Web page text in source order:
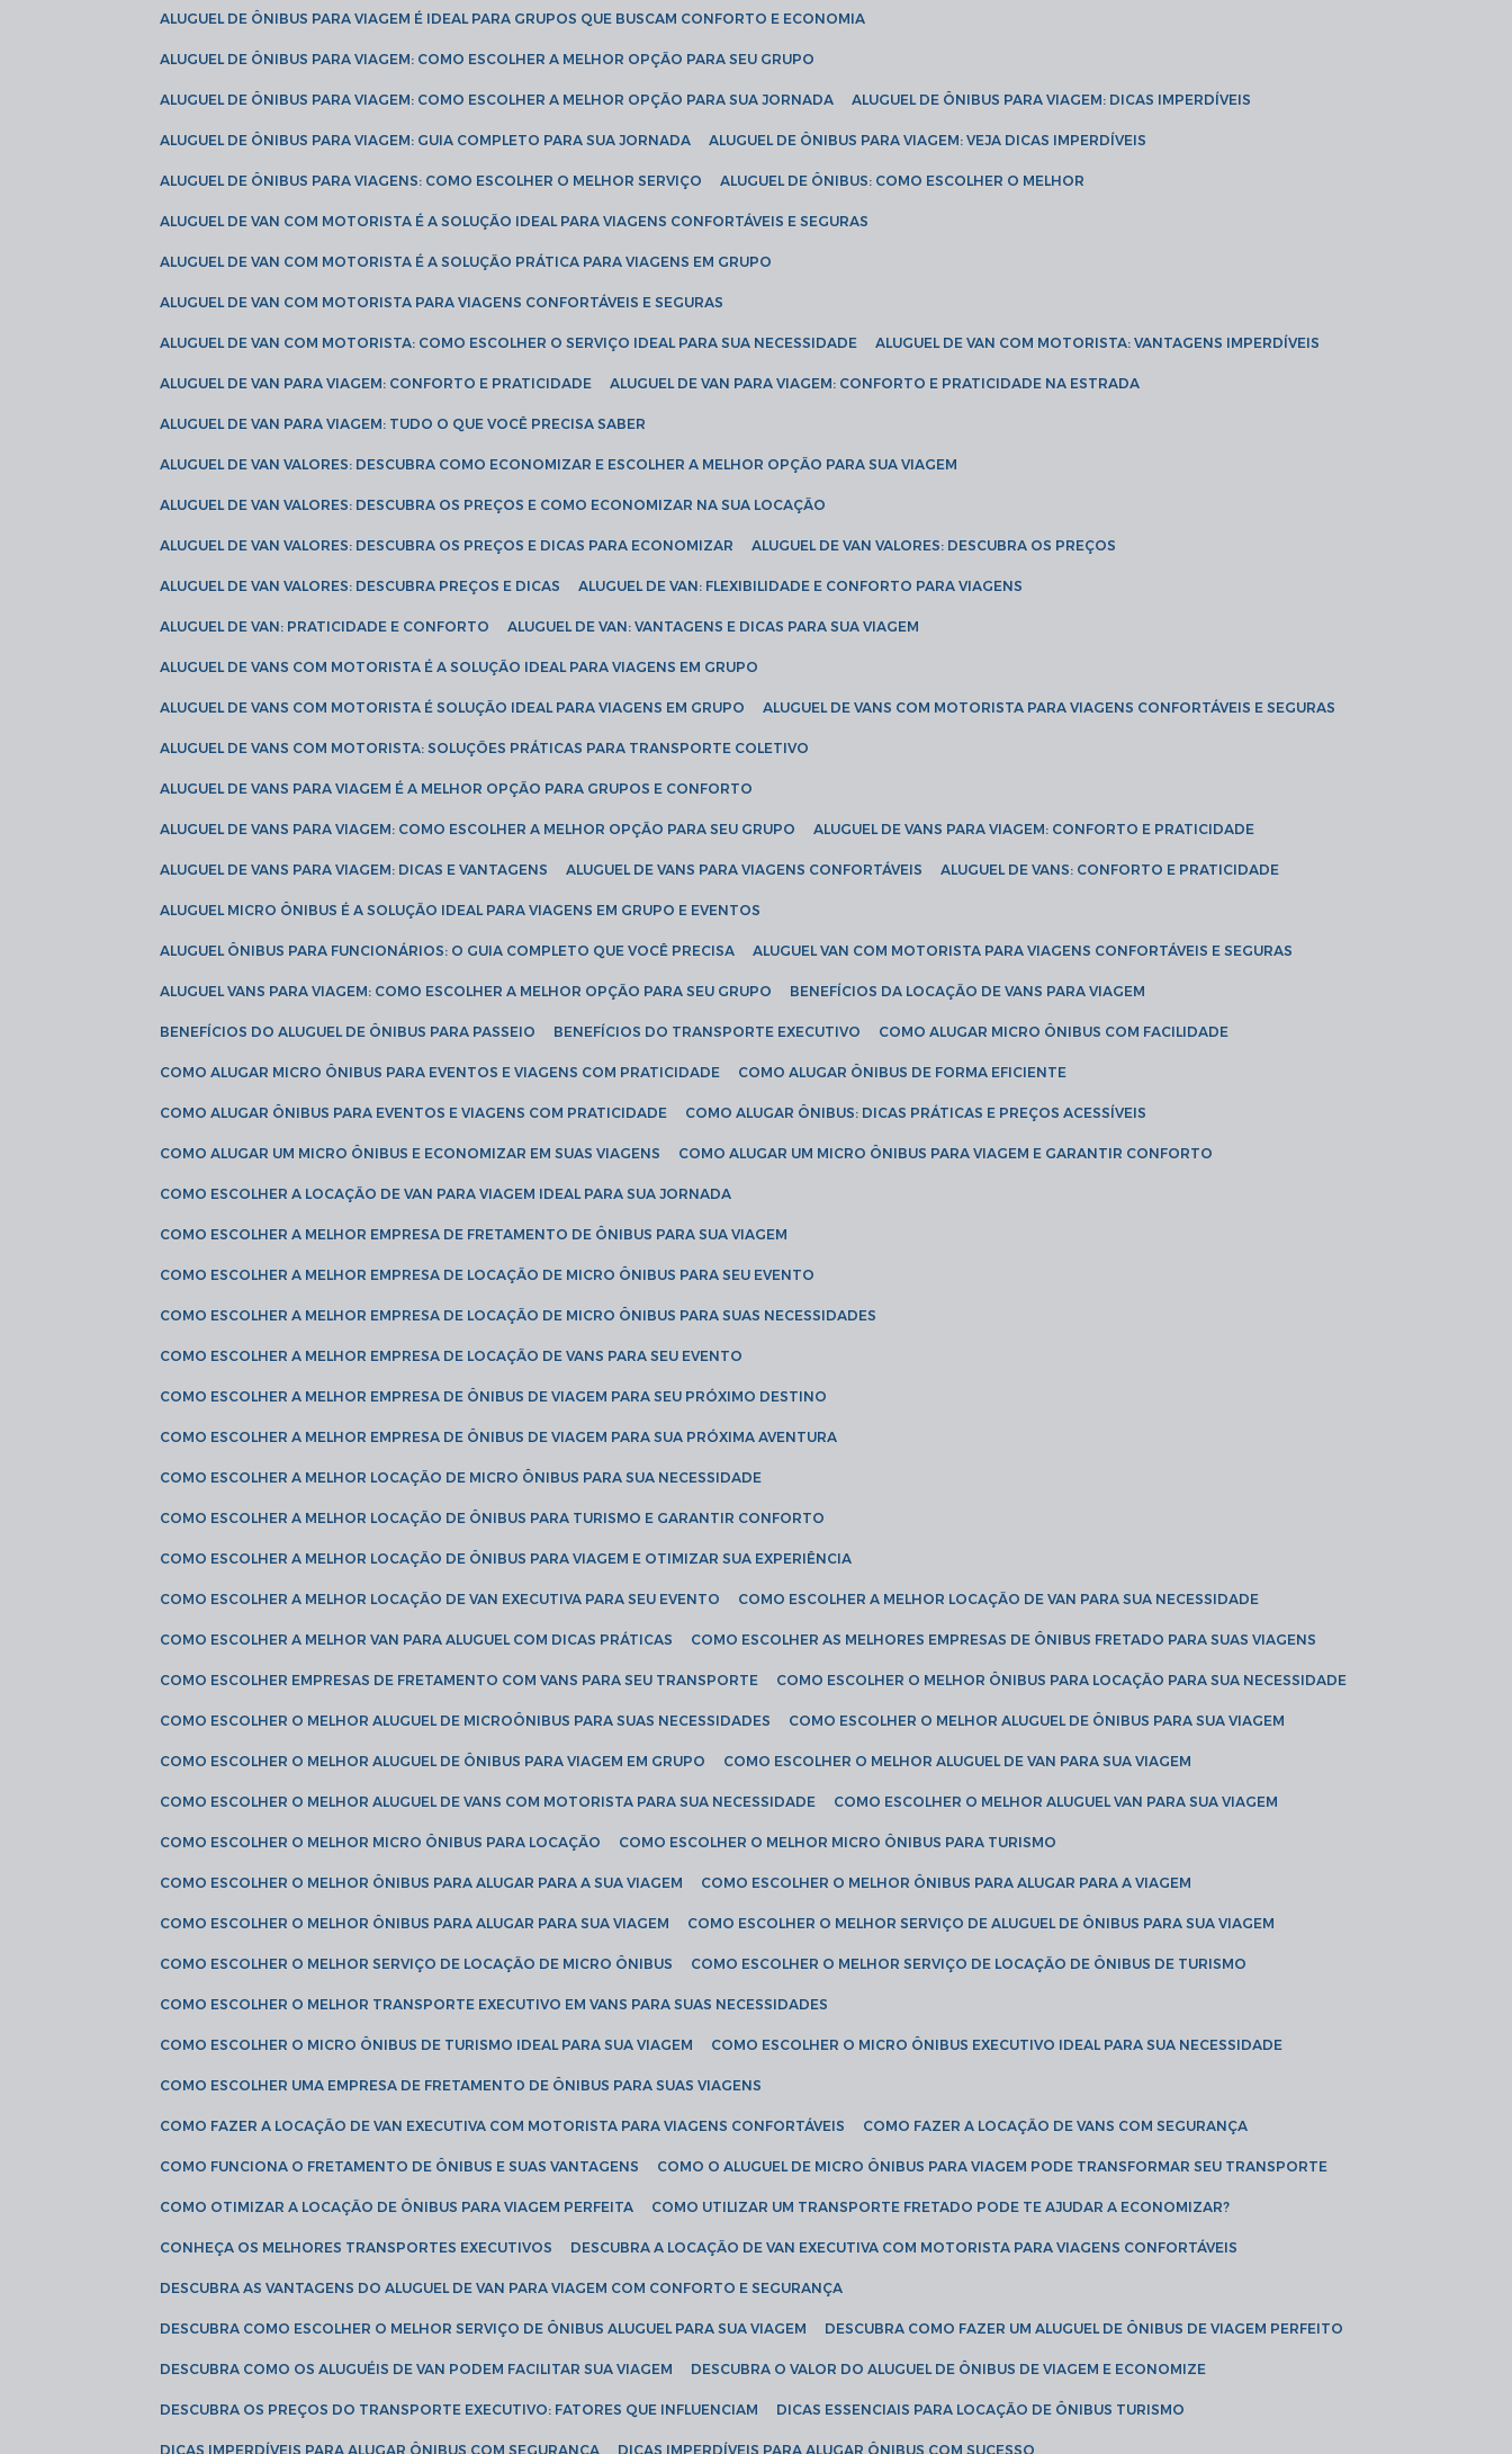
ALUGUEL DE ÔNIBUS PARA VIAGEM É IDEAL PARA GRUPOS QUE BUSCAM CONFORTO E ECONOMIA
ALUGUEL DE ÔNIBUS PARA VIAGEM: COMO ESCOLHER A MELHOR OPÇÃO PARA SEU GRUPO
ALUGUEL DE ÔNIBUS PARA VIAGEM: COMO ESCOLHER A MELHOR OPÇÃO PARA SUA JORNADA ALUGUEL DE ÔNIBUS PARA VIAGEM: DICAS IMPERDÍVEIS
ALUGUEL DE ÔNIBUS PARA VIAGEM: GUIA COMPLETO PARA SUA JORNADA ALUGUEL DE ÔNIBUS PARA VIAGEM: VEJA DICAS IMPERDÍVEIS
ALUGUEL DE ÔNIBUS PARA VIAGENS: COMO ESCOLHER O MELHOR SERVIÇO ALUGUEL DE ÔNIBUS: COMO ESCOLHER O MELHOR
ALUGUEL DE VAN COM MOTORISTA É A SOLUÇÃO IDEAL PARA VIAGENS CONFORTÁVEIS E SEGURAS
ALUGUEL DE VAN COM MOTORISTA É A SOLUÇÃO PRÁTICA PARA VIAGENS EM GRUPO
ALUGUEL DE VAN COM MOTORISTA PARA VIAGENS CONFORTÁVEIS E SEGURAS
ALUGUEL DE VAN COM MOTORISTA: COMO ESCOLHER O SERVIÇO IDEAL PARA SUA NECESSIDADE ALUGUEL DE VAN COM MOTORISTA: VANTAGENS IMPERDÍVEIS
ALUGUEL DE VAN PARA VIAGEM: CONFORTO E PRATICIDADE ALUGUEL DE VAN PARA VIAGEM: CONFORTO E PRATICIDADE NA ESTRADA
ALUGUEL DE VAN PARA VIAGEM: TUDO O QUE VOCÊ PRECISA SABER
ALUGUEL DE VAN VALORES: DESCUBRA COMO ECONOMIZAR E ESCOLHER A MELHOR OPÇÃO PARA SUA VIAGEM
ALUGUEL DE VAN VALORES: DESCUBRA OS PREÇOS E COMO ECONOMIZAR NA SUA LOCAÇÃO
ALUGUEL DE VAN VALORES: DESCUBRA OS PREÇOS E DICAS PARA ECONOMIZAR ALUGUEL DE VAN VALORES: DESCUBRA OS PREÇOS
ALUGUEL DE VAN VALORES: DESCUBRA PREÇOS E DICAS ALUGUEL DE VAN: FLEXIBILIDADE E CONFORTO PARA VIAGENS
ALUGUEL DE VAN: PRATICIDADE E CONFORTO ALUGUEL DE VAN: VANTAGENS E DICAS PARA SUA VIAGEM
ALUGUEL DE VANS COM MOTORISTA É A SOLUÇÃO IDEAL PARA VIAGENS EM GRUPO
ALUGUEL DE VANS COM MOTORISTA É SOLUÇÃO IDEAL PARA VIAGENS EM GRUPO ALUGUEL DE VANS COM MOTORISTA PARA VIAGENS CONFORTÁVEIS E SEGURAS
ALUGUEL DE VANS COM MOTORISTA: SOLUÇÕES PRÁTICAS PARA TRANSPORTE COLETIVO
ALUGUEL DE VANS PARA VIAGEM É A MELHOR OPÇÃO PARA GRUPOS E CONFORTO
ALUGUEL DE VANS PARA VIAGEM: COMO ESCOLHER A MELHOR OPÇÃO PARA SEU GRUPO ALUGUEL DE VANS PARA VIAGEM: CONFORTO E PRATICIDADE
ALUGUEL DE VANS PARA VIAGEM: DICAS E VANTAGENS ALUGUEL DE VANS PARA VIAGENS CONFORTÁVEIS ALUGUEL DE VANS: CONFORTO E PRATICIDADE
ALUGUEL MICRO ÔNIBUS É A SOLUÇÃO IDEAL PARA VIAGENS EM GRUPO E EVENTOS
ALUGUEL ÔNIBUS PARA FUNCIONÁRIOS: O GUIA COMPLETO QUE VOCÊ PRECISA ALUGUEL VAN COM MOTORISTA PARA VIAGENS CONFORTÁVEIS E SEGURAS
ALUGUEL VANS PARA VIAGEM: COMO ESCOLHER A MELHOR OPÇÃO PARA SEU GRUPO BENEFÍCIOS DA LOCAÇÃO DE VANS PARA VIAGEM
BENEFÍCIOS DO ALUGUEL DE ÔNIBUS PARA PASSEIO BENEFÍCIOS DO TRANSPORTE EXECUTIVO COMO ALUGAR MICRO ÔNIBUS COM FACILIDADE
COMO ALUGAR MICRO ÔNIBUS PARA EVENTOS E VIAGENS COM PRATICIDADE COMO ALUGAR ÔNIBUS DE FORMA EFICIENTE
COMO ALUGAR ÔNIBUS PARA EVENTOS E VIAGENS COM PRATICIDADE COMO ALUGAR ÔNIBUS: DICAS PRÁTICAS E PREÇOS ACESSÍVEIS
COMO ALUGAR UM MICRO ÔNIBUS E ECONOMIZAR EM SUAS VIAGENS COMO ALUGAR UM MICRO ÔNIBUS PARA VIAGEM E GARANTIR CONFORTO
COMO ESCOLHER A LOCAÇÃO DE VAN PARA VIAGEM IDEAL PARA SUA JORNADA
COMO ESCOLHER A MELHOR EMPRESA DE FRETAMENTO DE ÔNIBUS PARA SUA VIAGEM
COMO ESCOLHER A MELHOR EMPRESA DE LOCAÇÃO DE MICRO ÔNIBUS PARA SEU EVENTO
COMO ESCOLHER A MELHOR EMPRESA DE LOCAÇÃO DE MICRO ÔNIBUS PARA SUAS NECESSIDADES
COMO ESCOLHER A MELHOR EMPRESA DE LOCAÇÃO DE VANS PARA SEU EVENTO
COMO ESCOLHER A MELHOR EMPRESA DE ÔNIBUS DE VIAGEM PARA SEU PRÓXIMO DESTINO
COMO ESCOLHER A MELHOR EMPRESA DE ÔNIBUS DE VIAGEM PARA SUA PRÓXIMA AVENTURA
COMO ESCOLHER A MELHOR LOCAÇÃO DE MICRO ÔNIBUS PARA SUA NECESSIDADE
COMO ESCOLHER A MELHOR LOCAÇÃO DE ÔNIBUS PARA TURISMO E GARANTIR CONFORTO
COMO ESCOLHER A MELHOR LOCAÇÃO DE ÔNIBUS PARA VIAGEM E OTIMIZAR SUA EXPERIÊNCIA
COMO ESCOLHER A MELHOR LOCAÇÃO DE VAN EXECUTIVA PARA SEU EVENTO COMO ESCOLHER A MELHOR LOCAÇÃO DE VAN PARA SUA NECESSIDADE
COMO ESCOLHER A MELHOR VAN PARA ALUGUEL COM DICAS PRÁTICAS COMO ESCOLHER AS MELHORES EMPRESAS DE ÔNIBUS FRETADO PARA SUAS VIAGENS
COMO ESCOLHER EMPRESAS DE FRETAMENTO COM VANS PARA SEU TRANSPORTE COMO ESCOLHER O MELHOR ÔNIBUS PARA LOCAÇÃO PARA SUA NECESSIDADE
COMO ESCOLHER O MELHOR ALUGUEL DE MICROÔNIBUS PARA SUAS NECESSIDADES COMO ESCOLHER O MELHOR ALUGUEL DE ÔNIBUS PARA SUA VIAGEM
COMO ESCOLHER O MELHOR ALUGUEL DE ÔNIBUS PARA VIAGEM EM GRUPO COMO ESCOLHER O MELHOR ALUGUEL DE VAN PARA SUA VIAGEM
COMO ESCOLHER O MELHOR ALUGUEL DE VANS COM MOTORISTA PARA SUA NECESSIDADE COMO ESCOLHER O MELHOR ALUGUEL VAN PARA SUA VIAGEM
COMO ESCOLHER O MELHOR MICRO ÔNIBUS PARA LOCAÇÃO COMO ESCOLHER O MELHOR MICRO ÔNIBUS PARA TURISMO
COMO ESCOLHER O MELHOR ÔNIBUS PARA ALUGAR PARA A SUA VIAGEM COMO ESCOLHER O MELHOR ÔNIBUS PARA ALUGAR PARA A VIAGEM
COMO ESCOLHER O MELHOR ÔNIBUS PARA ALUGAR PARA SUA VIAGEM COMO ESCOLHER O MELHOR SERVIÇO DE ALUGUEL DE ÔNIBUS PARA SUA VIAGEM
COMO ESCOLHER O MELHOR SERVIÇO DE LOCAÇÃO DE MICRO ÔNIBUS COMO ESCOLHER O MELHOR SERVIÇO DE LOCAÇÃO DE ÔNIBUS DE TURISMO
COMO ESCOLHER O MELHOR TRANSPORTE EXECUTIVO EM VANS PARA SUAS NECESSIDADES
COMO ESCOLHER O MICRO ÔNIBUS DE TURISMO IDEAL PARA SUA VIAGEM COMO ESCOLHER O MICRO ÔNIBUS EXECUTIVO IDEAL PARA SUA NECESSIDADE
COMO ESCOLHER UMA EMPRESA DE FRETAMENTO DE ÔNIBUS PARA SUAS VIAGENS
COMO FAZER A LOCAÇÃO DE VAN EXECUTIVA COM MOTORISTA PARA VIAGENS CONFORTÁVEIS COMO FAZER A LOCAÇÃO DE VANS COM SEGURANÇA
COMO FUNCIONA O FRETAMENTO DE ÔNIBUS E SUAS VANTAGENS COMO O ALUGUEL DE MICRO ÔNIBUS PARA VIAGEM PODE TRANSFORMAR SEU TRANSPORTE
COMO OTIMIZAR A LOCAÇÃO DE ÔNIBUS PARA VIAGEM PERFEITA COMO UTILIZAR UM TRANSPORTE FRETADO PODE TE AJUDAR A ECONOMIZAR?
CONHEÇA OS MELHORES TRANSPORTES EXECUTIVOS DESCUBRA A LOCAÇÃO DE VAN EXECUTIVA COM MOTORISTA PARA VIAGENS CONFORTÁVEIS
DESCUBRA AS VANTAGENS DO ALUGUEL DE VAN PARA VIAGEM COM CONFORTO E SEGURANÇA
DESCUBRA COMO ESCOLHER O MELHOR SERVIÇO DE ÔNIBUS ALUGUEL PARA SUA VIAGEM DESCUBRA COMO FAZER UM ALUGUEL DE ÔNIBUS DE VIAGEM PERFEITO
DESCUBRA COMO OS ALUGUÉIS DE VAN PODEM FACILITAR SUA VIAGEM DESCUBRA O VALOR DO ALUGUEL DE ÔNIBUS DE VIAGEM E ECONOMIZE
DESCUBRA OS PREÇOS DO TRANSPORTE EXECUTIVO: FATORES QUE INFLUENCIAM DICAS ESSENCIAIS PARA LOCAÇÃO DE ÔNIBUS TURISMO
DICAS IMPERDÍVEIS PARA ALUGAR ÔNIBUS COM SEGURANÇA DICAS IMPERDÍVEIS PARA ALUGAR ÔNIBUS COM SUCESSO